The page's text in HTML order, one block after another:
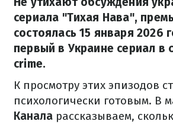
сериала "Тихая Нава",
состоялась 15 января 2026
первый в Украине сериал в
crime.
К просмотру этих эпизодов
психологически готовым. В
Канала рассказываем,